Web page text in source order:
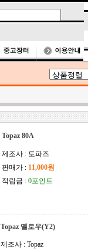
Topaz 80A
제조사 : 토파즈
판매가 : 11,000원
적립금 : 0포인트
Topaz 옐로우(Y2)
제조사 : Topaz